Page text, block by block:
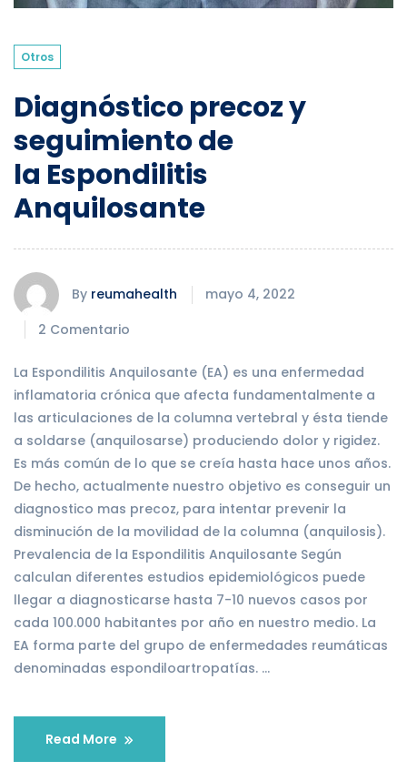
Otros
Diagnóstico precoz y
seguimiento de
la Espondilitis
Anquilosante
By reumahealth
mayo 4, 2022
2 Comentario
La Espondilitis Anquilosante (EA) es una enfermedad
inflamatoria crónica que afecta fundamentalmente a
las articulaciones de la columna vertebral y ésta tiende
a soldarse (anquilosarse) produciendo dolor y rigidez.
Es más común de lo que se creía hasta hace unos años.
De hecho, actualmente nuestro objetivo es conseguir un
diagnostico mas precoz, para intentar prevenir la
disminución de la movilidad de la columna (anquilosis).
Prevalencia de la Espondilitis Anquilosante Según
calculan diferentes estudios epidemiológicos puede
llegar a diagnosticarse hasta 7-10 nuevos casos por
cada 100.000 habitantes por año en nuestro medio. La
EA forma parte del grupo de enfermedades reumáticas
denominadas espondiloartropatías. …
Read More